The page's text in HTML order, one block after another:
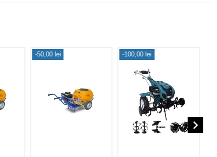
-50,00 lei -100,00 lei
navigate_next